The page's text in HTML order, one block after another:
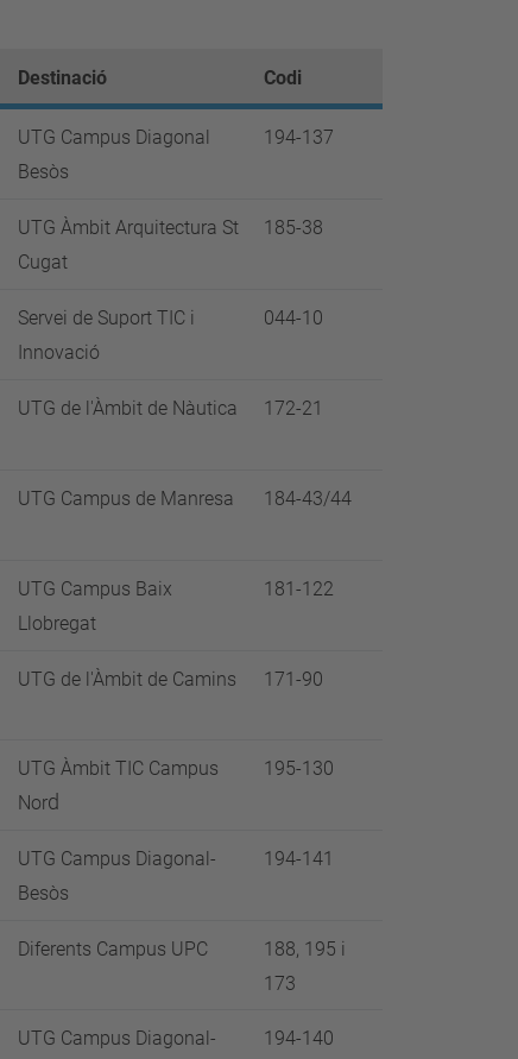
Destinació Codi
UTG Campus Diagonal
Besòs
194-137
UTG Àmbit Arquitectura St
Cugat
185-38
Servei de Suport TIC i
Innovació
044-10
UTG de l'Àmbit de Nàutica 172-21
UTG Campus de Manresa 184-43/44
UTG Campus Baix
Llobregat
181-122
UTG de l'Àmbit de Camins 171-90
UTG Àmbit TIC Campus
Nord
195-130
UTG Campus Diagonal-
Besòs
194-141
Diferents Campus UPC
188, 195 i
173
UTG Campus Diagonal-
194-140